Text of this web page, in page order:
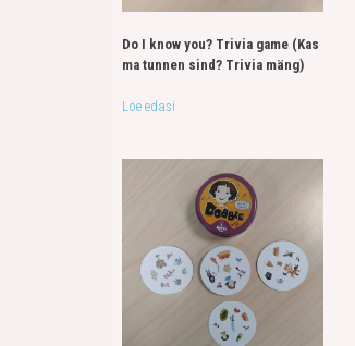
Do I know you? Trivia game (Kas
ma tunnen sind? Trivia mäng)
Loe edasi